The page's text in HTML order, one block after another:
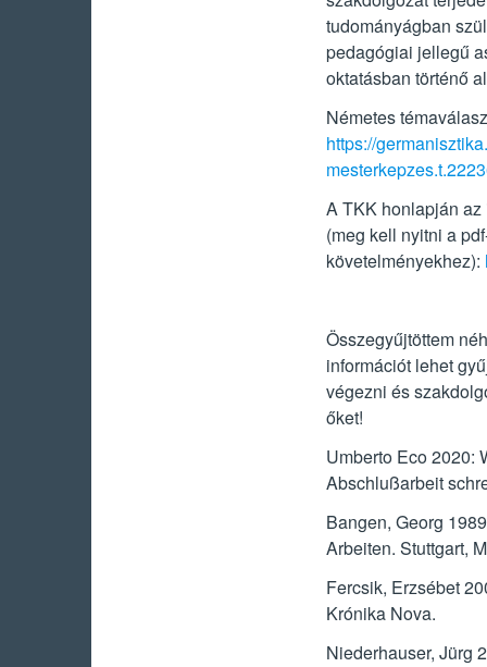
tudományágban
pedagógiai jellegű
oktatásban történő
Németes
https://
A TKK honlapján
(meg kell nyitni a
követelményekhez):
Összegyűjtöttem
információt lehet
végezni és
őket!
Umberto Eco 2020:
Abschlußarbeit
Bangen, Georg
Arbeiten. Stuttgart,
Fercsik, Erzsébet
Krónika Nova.
Niederhauser, Jürg